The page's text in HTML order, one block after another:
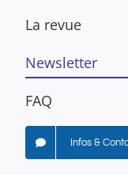
La revue
Newsletter
FAQ
Infos &